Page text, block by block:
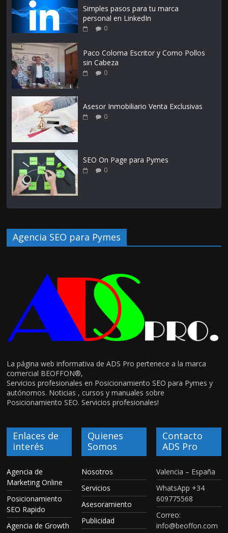
Simples pasos para tu marca
personal en LinkedIn
0
Paco Coloma Escritor y Como Pollos
sin Cabeza
0
Asesor Inmobiliario Venta Exclusivas
0
SEO On Page para Pymes
0
Agencia SEO para Pymes
La página web informativa de ADS Pro pertenece a la marca
comercial BEOFFON®,
Servicios profesionales en Posicionamiento SEO para Pymes y
autónomos. Noticias , cursos y manuales sobre
Posicionamiento SEO. Servicios profesionales!
Enlaces de
interés
Agencia de
Marketing Online
Posicionamiento
SEO Rapido
Agencia de Growth
Quienes
Somos
Nosotros
Servicios
Asesoramiento
Publicidad
Contacto
ADS Pro
Valencia – España
WhatsApp +34
609775568
Correo:
info@beoffon.com